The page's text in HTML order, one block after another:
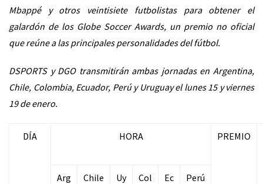
Mbappé y otros veintisiete futbolistas para obtener el
galardón de los Globe Soccer Awards, un premio no oficial
que reúne a las principales personalidades del fútbol.
DSPORTS y DGO transmitirán ambas jornadas en Argentina,
Chile, Colombia, Ecuador, Perú y Uruguay el lunes 15 y viernes
19 de enero.
DÍA HORA PREMIO
Arg Chile Uy Col Ec Perú